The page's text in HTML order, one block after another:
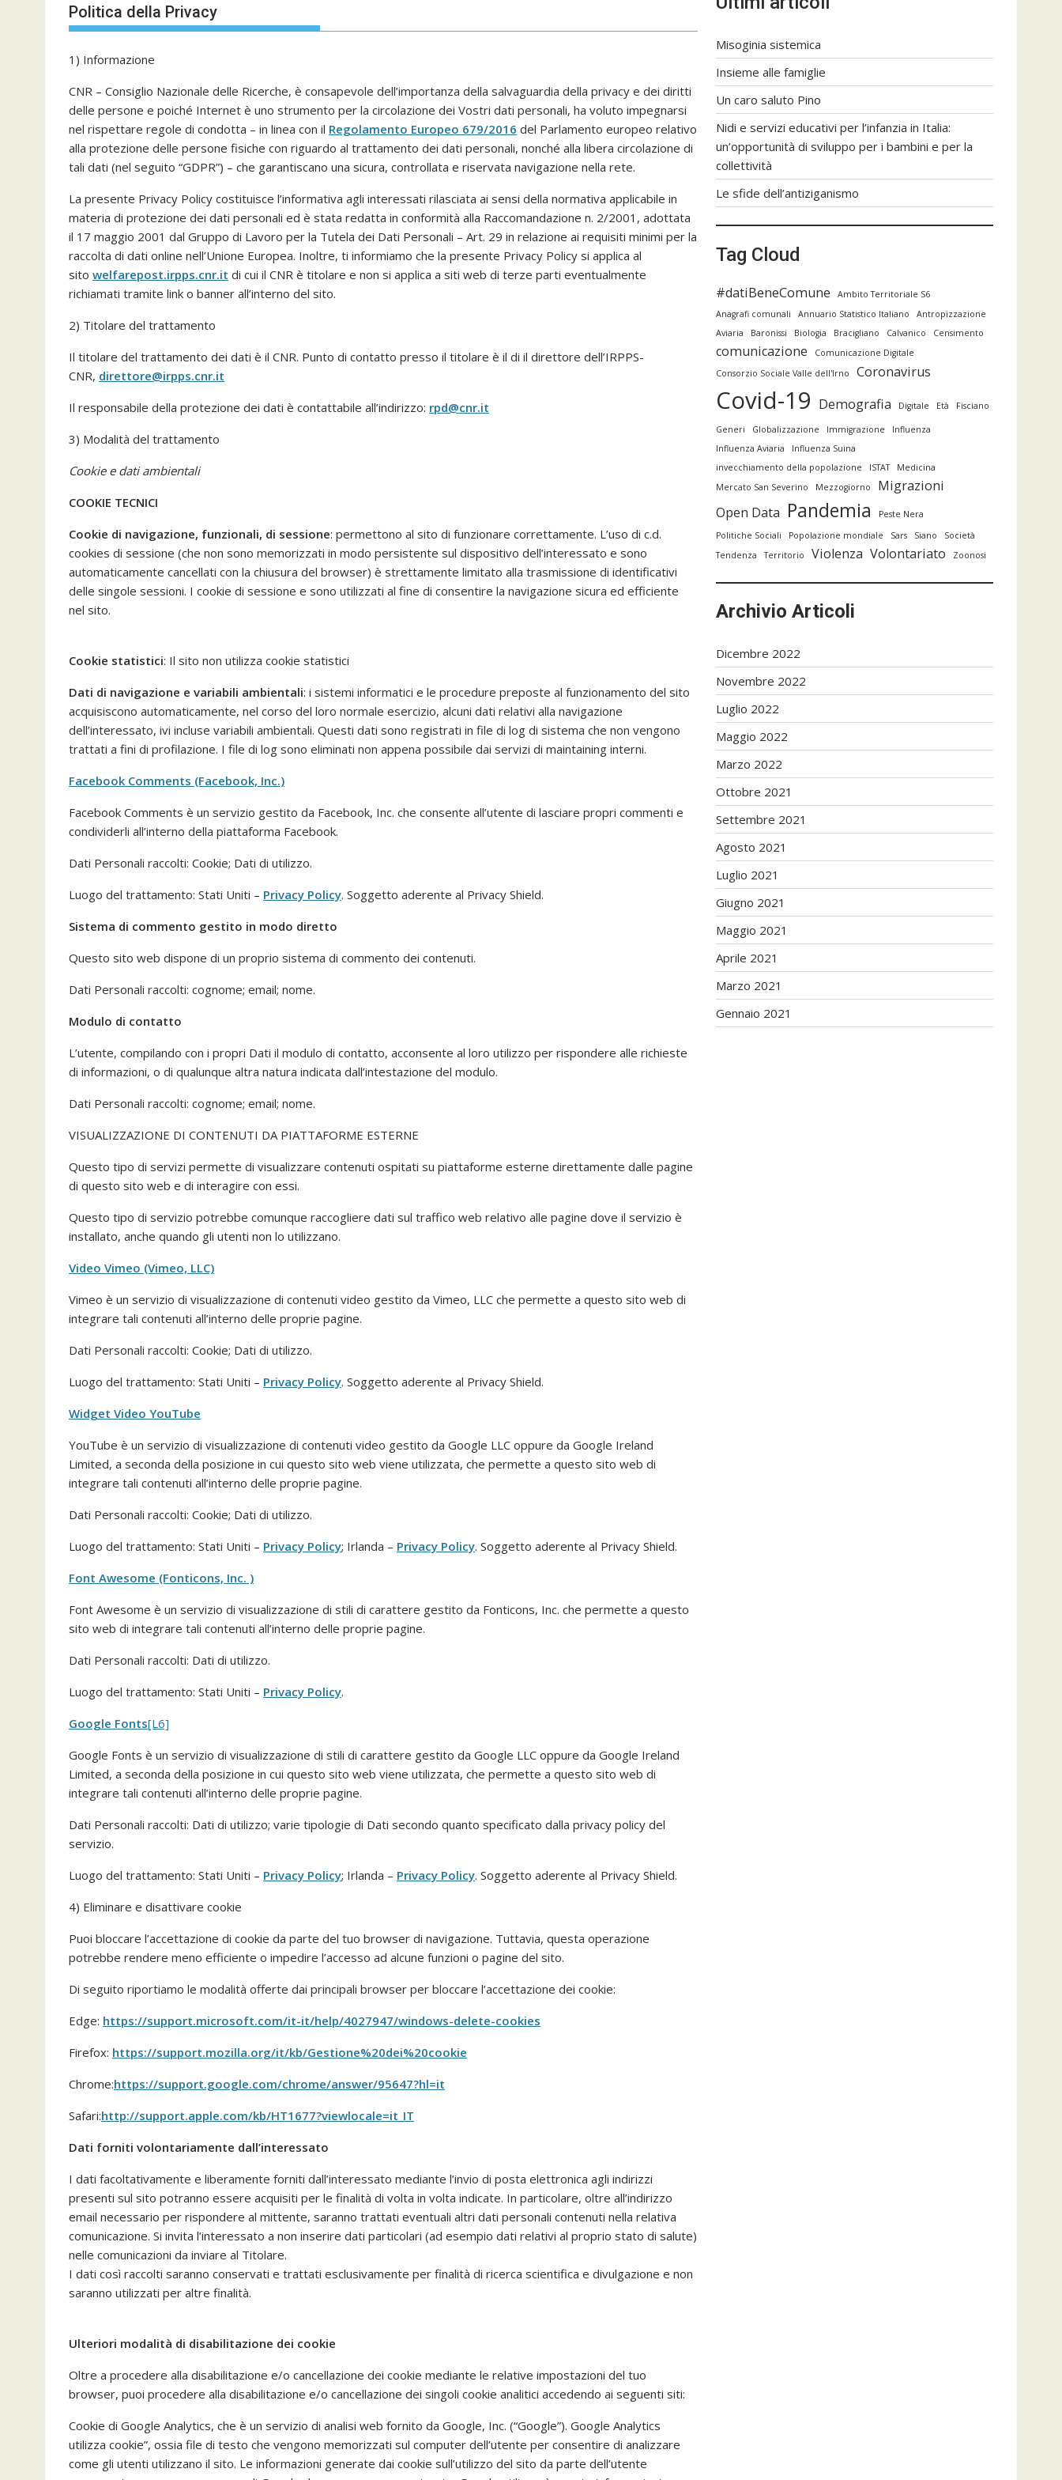
Politica della Privacy
1) Informazione
CNR – Consiglio Nazionale delle Ricerche, è consapevole dell’importanza della salvaguardia della privacy e dei diritti
delle persone e poiché Internet è uno strumento per la circolazione dei Vostri dati personali, ha voluto impegnarsi
nel rispettare regole di condotta – in linea con il Regolamento Europeo 679/2016 del Parlamento europeo relativo
alla protezione delle persone fisiche con riguardo al trattamento dei dati personali, nonché alla libera circolazione di
tali dati (nel seguito “GDPR”) – che garantiscano una sicura, controllata e riservata navigazione nella rete.
La presente Privacy Policy costituisce l’informativa agli interessati rilasciata ai sensi della normativa applicabile in
materia di protezione dei dati personali ed è stata redatta in conformità alla Raccomandazione n. 2/2001, adottata
il 17 maggio 2001 dal Gruppo di Lavoro per la Tutela dei Dati Personali – Art. 29 in relazione ai requisiti minimi per la
raccolta di dati online nell’Unione Europea. Inoltre, ti informiamo che la presente Privacy Policy si applica al
sito welfarepost.irpps.cnr.it di cui il CNR è titolare e non si applica a siti web di terze parti eventualmente
richiamati tramite link o banner all’interno del sito.
2) Titolare del trattamento
Il titolare del trattamento dei dati è il CNR. Punto di contatto presso il titolare è il di il direttore dell’IRPPS-
CNR, direttore@irpps.cnr.it
Il responsabile della protezione dei dati è contattabile all’indirizzo: rpd@cnr.it
3) Modalità del trattamento
Cookie e dati ambientali
COOKIE TECNICI
Cookie di navigazione, funzionali, di sessione: permettono al sito di funzionare correttamente. L’uso di c.d.
cookies di sessione (che non sono memorizzati in modo persistente sul dispositivo dell’interessato e sono
automaticamente cancellati con la chiusura del browser) è strettamente limitato alla trasmissione di identificativi
delle singole sessioni. I cookie di sessione e sono utilizzati al fine di consentire la navigazione sicura ed efficiente
nel sito.
Cookie statistici: Il sito non utilizza cookie statistici
Dati di navigazione e variabili ambientali: i sistemi informatici e le procedure preposte al funzionamento del sito
acquisiscono automaticamente, nel corso del loro normale esercizio, alcuni dati relativi alla navigazione
dell’interessato, ivi incluse variabili ambientali. Questi dati sono registrati in file di log di sistema che non vengono
trattati a fini di profilazione. I file di log sono eliminati non appena possibile dai servizi di maintaining interni.
Facebook Comments (Facebook, Inc.)
Facebook Comments è un servizio gestito da Facebook, Inc. che consente all’utente di lasciare propri commenti e
condividerli all’interno della piattaforma Facebook.
Dati Personali raccolti: Cookie; Dati di utilizzo.
Luogo del trattamento: Stati Uniti – Privacy Policy. Soggetto aderente al Privacy Shield.
Sistema di commento gestito in modo diretto
Questo sito web dispone di un proprio sistema di commento dei contenuti.
Dati Personali raccolti: cognome; email; nome.
Modulo di contatto
L’utente, compilando con i propri Dati il modulo di contatto, acconsente al loro utilizzo per rispondere alle richieste
di informazioni, o di qualunque altra natura indicata dall’intestazione del modulo.
Dati Personali raccolti: cognome; email; nome.
VISUALIZZAZIONE DI CONTENUTI DA PIATTAFORME ESTERNE
Questo tipo di servizi permette di visualizzare contenuti ospitati su piattaforme esterne direttamente dalle pagine
di questo sito web e di interagire con essi.
Questo tipo di servizio potrebbe comunque raccogliere dati sul traffico web relativo alle pagine dove il servizio è
installato, anche quando gli utenti non lo utilizzano.
Video Vimeo (Vimeo, LLC)
Vimeo è un servizio di visualizzazione di contenuti video gestito da Vimeo, LLC che permette a questo sito web di
integrare tali contenuti all’interno delle proprie pagine.
Dati Personali raccolti: Cookie; Dati di utilizzo.
Luogo del trattamento: Stati Uniti – Privacy Policy. Soggetto aderente al Privacy Shield.
Widget Video YouTube
YouTube è un servizio di visualizzazione di contenuti video gestito da Google LLC oppure da Google Ireland
Limited, a seconda della posizione in cui questo sito web viene utilizzata, che permette a questo sito web di
integrare tali contenuti all’interno delle proprie pagine.
Dati Personali raccolti: Cookie; Dati di utilizzo.
Luogo del trattamento: Stati Uniti – Privacy Policy; Irlanda – Privacy Policy. Soggetto aderente al Privacy Shield.
Font Awesome (Fonticons, Inc. )
Font Awesome è un servizio di visualizzazione di stili di carattere gestito da Fonticons, Inc. che permette a questo
sito web di integrare tali contenuti all’interno delle proprie pagine.
Dati Personali raccolti: Dati di utilizzo.
Luogo del trattamento: Stati Uniti – Privacy Policy.
Google Fonts[L6]
Google Fonts è un servizio di visualizzazione di stili di carattere gestito da Google LLC oppure da Google Ireland
Limited, a seconda della posizione in cui questo sito web viene utilizzata, che permette a questo sito web di
integrare tali contenuti all’interno delle proprie pagine.
Dati Personali raccolti: Dati di utilizzo; varie tipologie di Dati secondo quanto specificato dalla privacy policy del
servizio.
Luogo del trattamento: Stati Uniti – Privacy Policy; Irlanda – Privacy Policy. Soggetto aderente al Privacy Shield.
4) Eliminare e disattivare cookie
Puoi bloccare l’accettazione di cookie da parte del tuo browser di navigazione. Tuttavia, questa operazione
potrebbe rendere meno efficiente o impedire l’accesso ad alcune funzioni o pagine del sito.
Di seguito riportiamo le modalità offerte dai principali browser per bloccare l’accettazione dei cookie:
Edge: https://support.microsoft.com/it-it/help/4027947/windows-delete-cookies
Firefox: https://support.mozilla.org/it/kb/Gestione%20dei%20cookie
Chrome:https://support.google.com/chrome/answer/95647?hl=it
Safari:http://support.apple.com/kb/HT1677?viewlocale=it_IT
Dati forniti volontariamente dall’interessato
I dati facoltativamente e liberamente forniti dall’interessato mediante l’invio di posta elettronica agli indirizzi
presenti sul sito potranno essere acquisiti per le finalità di volta in volta indicate. In particolare, oltre all’indirizzo
email necessario per rispondere al mittente, saranno trattati eventuali altri dati personali contenuti nella relativa
comunicazione. Si invita l’interessato a non inserire dati particolari (ad esempio dati relativi al proprio stato di salute)
nelle comunicazioni da inviare al Titolare.
I dati così raccolti saranno conservati e trattati esclusivamente per finalità di ricerca scientifica e divulgazione e non
saranno utilizzati per altre finalità.
Ulteriori modalità di disabilitazione dei cookie
Oltre a procedere alla disabilitazione e/o cancellazione dei cookie mediante le relative impostazioni del tuo
browser, puoi procedere alla disabilitazione e/o cancellazione dei singoli cookie analitici accedendo ai seguenti siti:
Cookie di Google Analytics, che è un servizio di analisi web fornito da Google, Inc. (“Google”). Google Analytics
utilizza cookie”, ossia file di testo che vengono memorizzati sul computer dell’utente per consentire di analizzare
come gli utenti utilizzano il sito. Le informazioni generate dai cookie sull’utilizzo del sito da parte dell’utente
Misoginia sistemica
Insieme alle famiglie
Un caro saluto Pino
Nidi e servizi educativi per l’infanzia in Italia:
un’opportunità di sviluppo per i bambini e per la
collettività
Le sfide dell’antiziganismo
Tag Cloud
#datiBeneComune
Ambito Territoriale S6
Anagrafi comunali
Annuario Statistico Italiano
Antropizzazione
Aviaria
Baronissi Biologia Bracigliano Calvanico Censimento
comunicazione
Comunicazione Digitale
Consorzio Sociale Valle dell'Irno
Coronavirus
Covid-19 Demografia Digitale Età Fisciano
Generi Globalizzazione Immigrazione
Influenza
Influenza Aviaria
Influenza Suina
invecchiamento della popolazione
ISTAT
Medicina
Mercato San Severino
Mezzogiorno
Migrazioni
Open Data Pandemia
Peste Nera
Politiche Sociali
Popolazione mondiale Sars Siano
Società
Tendenza
Territorio Violenza Volontariato Zoonosi
Archivio Articoli
Dicembre 2022
Novembre 2022
Luglio 2022
Maggio 2022
Marzo 2022
Ottobre 2021
Settembre 2021
Agosto 2021
Luglio 2021
Giugno 2021
Maggio 2021
Aprile 2021
Marzo 2021
Gennaio 2021